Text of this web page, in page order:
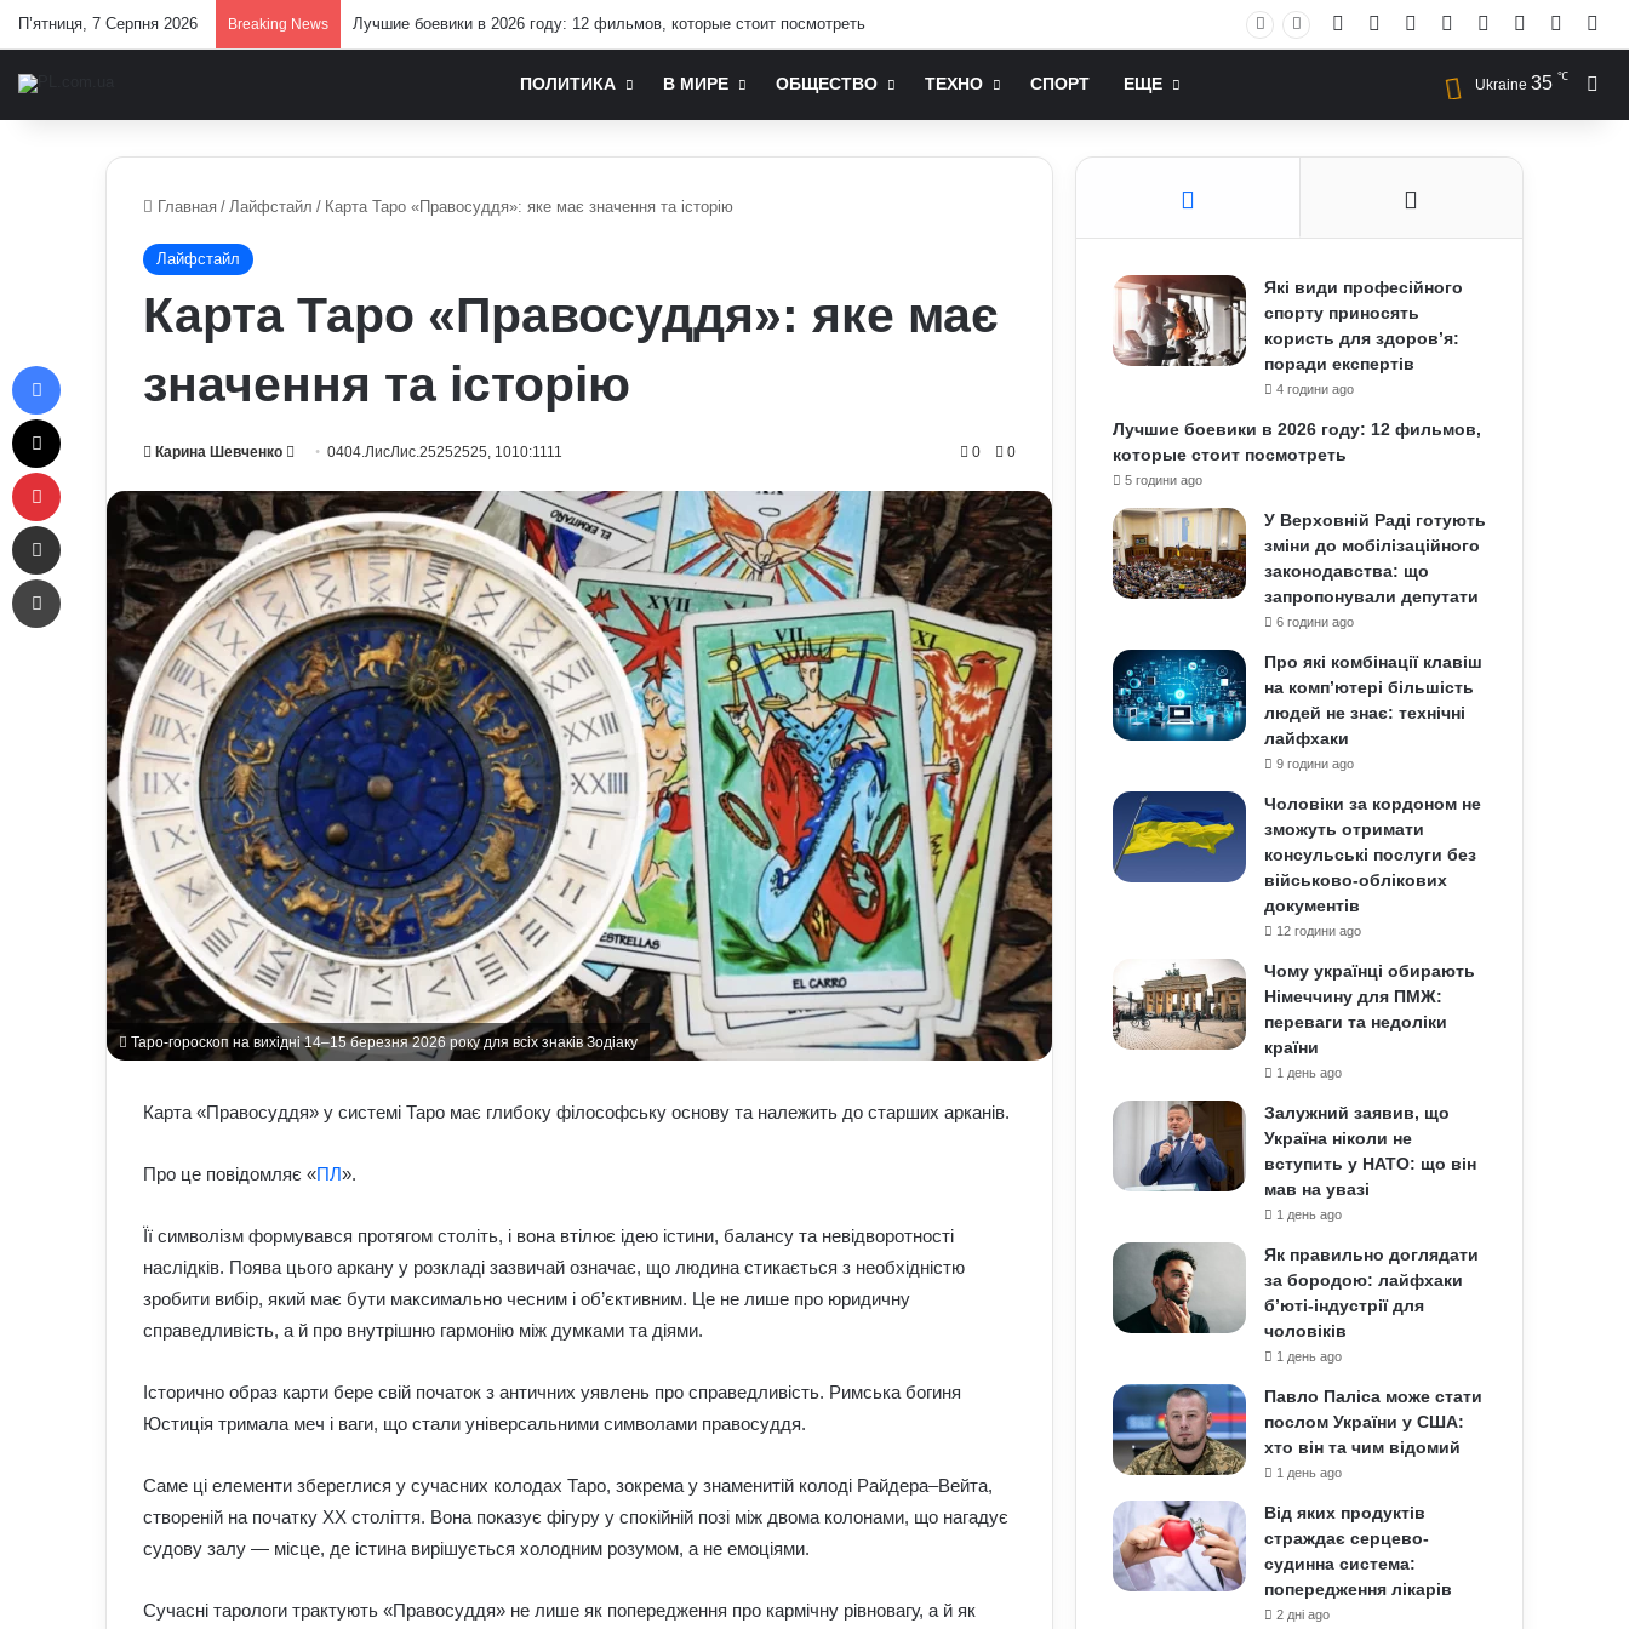
П’ятниця, 7 Серпня 2026 Breaking News Лучшие боевики в 2026 году: 12 фильмов, которые стоит посмотреть Facebook YouTubeInstagram
RSS Log In
ПОЛИТИКА В МИРЕ ОБЩЕСТВО ТЕХНО СПОРТ ЕЩЕ Ukraine 35 ℃
Главная / Лайфстайл / Карта Таро «Правосуддя»: яке має значення та історію
Лайфстайл
Карта Таро «Правосуддя»: яке має
значення та історію
Карина Шевченко
Send
email
0404.ЛисЛис.25252525, 1010:1111 0 0
Таро-гороскоп на вихідні 14–15 березня 2026 року для всіх знаків Зодіаку
Карта «Правосуддя» у системі Таро має глибоку філософську основу та належить до старших арканів.
Про це повідомляє «ПЛ».
Її символізм формувався протягом століть, і вона втілює ідею істини, балансу та невідворотності
наслідків. Поява цього аркану у розкладі зазвичай означає, що людина стикається з необхідністю
зробити вибір, який має бути максимально чесним і об’єктивним. Це не лише про юридичну
справедливість, а й про внутрішню гармонію між думками та діями.
Історично образ карти бере свій початок з античних уявлень про справедливість. Римська богиня
Юстиція тримала меч і ваги, що стали універсальними символами правосуддя.
Саме ці елементи збереглися у сучасних колодах Таро, зокрема у знаменитій колоді Райдера–Вейта,
створеній на початку XX століття. Вона показує фігуру у спокійній позі між двома колонами, що нагадує
судову залу — місце, де істина вирішується холодним розумом, а не емоціями.
Сучасні тарологи трактують «Правосуддя» не лише як попередження про кармічну рівновагу, а й як
До чого сняться мандри різними
країнами: пояснення сну з точки зору
Які види професійного
спорту приносять
користь для здоров’я:
поради експертів
4 години ago
Лучшие боевики в 2026 году: 12 фильмов,
которые стоит посмотреть
5 години ago
У Верховній Раді готують
зміни до мобілізаційного
законодавства: що
запропонували депутати
6 години ago
Про які комбінації клавіш
на комп’ютері більшість
людей не знає: технічні
лайфхаки
9 години ago
Чоловіки за кордоном не
зможуть отримати
консульські послуги без
військово-облікових
документів
12 години ago
Чому українці обирають
Німеччину для ПМЖ:
переваги та недоліки
країни
1 день ago
Залужний заявив, що
Україна ніколи не
вступить у НАТО: що він
мав на увазі
1 день ago
Як правильно доглядати
за бородою: лайфхаки
б’юті-індустрії для
чоловіків
1 день ago
Павло Паліса може стати
послом України у США:
хто він та чим відомий
1 день ago
Від яких продуктів
страждає серцево-
судинна система:
попередження лікарів
2 дні ago